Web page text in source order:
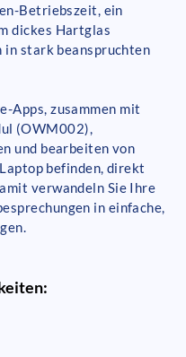
Betriebszeit, ein
dickes Hartglas
stark beanspruchten
Apps, zusammen mit
(OWM002),
und bearbeiten von
befinden, direkt
verwandeln Sie Ihre
in einfache,